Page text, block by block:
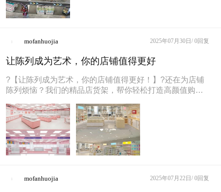
mofanhuojia 2025年07月30日/ 0回复
让陈列成为艺术，你的店铺值得更好
?【让陈列成为艺术，你的店铺值得更好！】?还在为店铺
陈列烦恼？我们的精品店货架，帮你轻松打造高颜值购物
mofanhuojia 2025年07月22日/ 0回复